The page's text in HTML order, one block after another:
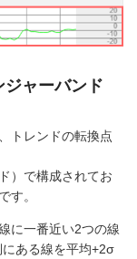
ジャーバンド
トレンドの転換点
）で構成されてお
す。
に一番近い2つの線
ある線を平均+2σ